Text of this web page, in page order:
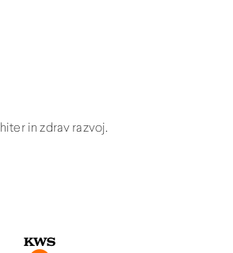
in zdrav razvoj.